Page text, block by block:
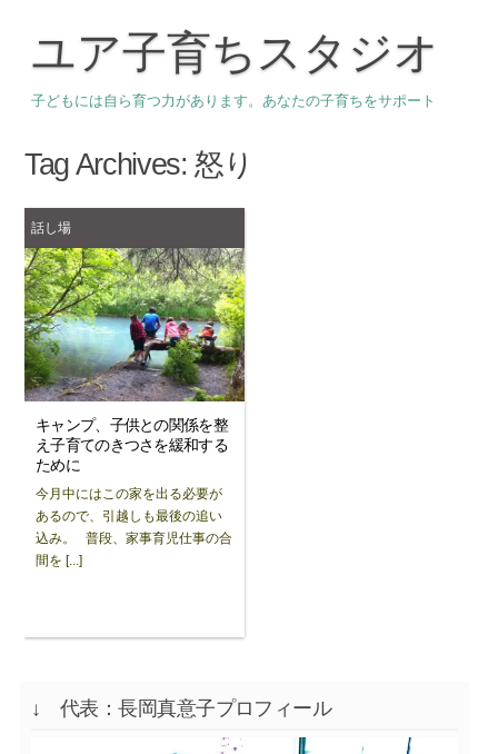
ユア子育ちスタジオ
子どもには自ら育つ力があります。あなたの子育ちをサポート
Tag Archives: 怒り
話し場
キャンプ、子供との関係を整
え子育てのきつさを緩和する
ために
今月中にはこの家を出る必要が
あるので、引越しも最後の追い
込み。 普段、家事育児仕事の合
間を [...]
↓ 代表：長岡真意子プロフィール